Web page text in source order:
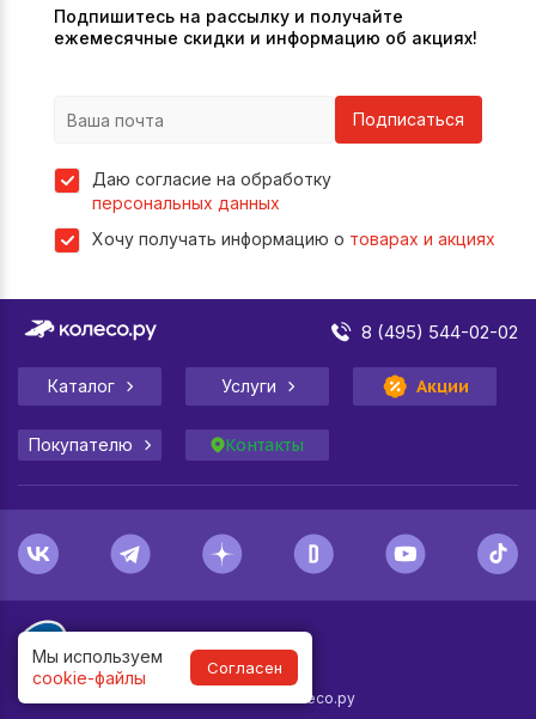
Мы используем
cookie-файлы
Согласен
Подпишитесь на рассылку и получайте
ежемесячные скидки и информацию об акциях!
Подписаться
Даю согласие на обработку
персональных данных
Хочу получать информацию о товарах и акциях
8 (495) 544-02-02
Каталог Услуги Акции
Покупателю Контакты
© Колесо.ру